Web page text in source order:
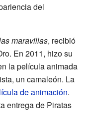
del
maravillas, recibió
En 2011, hizo su
la película animada
un camaleón. La
de animación.
entrega de Piratas